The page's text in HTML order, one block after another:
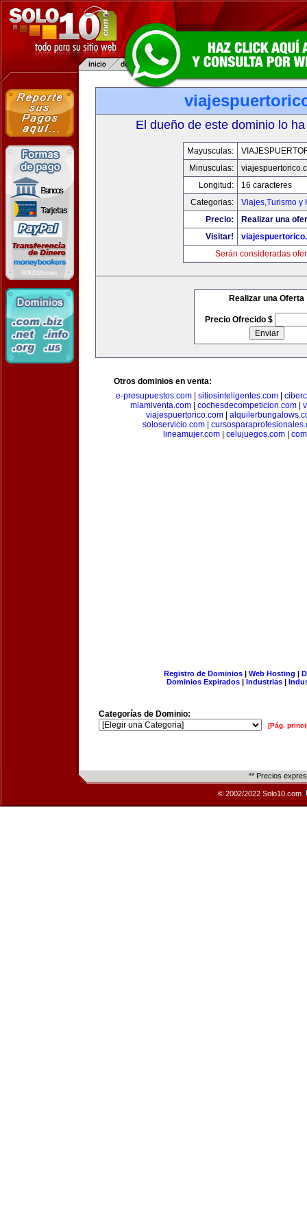
El dueño de este dominio lo
Mayusculas:
Minusculas:
Longitud:
16 caracteres
Categorias:
Viajes,Turismo y
Precio:
Realizar una
Visitar!
Serán consideradas
Realizar una Oferta
Precio Ofrecido $
Otros dominios en venta:
e-presupuestos.com
sitiosinteligentes.com
miamiventa.com
cochesdecompeticion.com
viajespuertorico.com|
soloservicio.com|
lineamujer.com| celujuegos.com|
Registro de Dominios| Web Hosting |
Dominios Expirados | Industrias |
Categorías de Dominio:
[Pág.
** Precios
© 2002/2022 Solo10.com